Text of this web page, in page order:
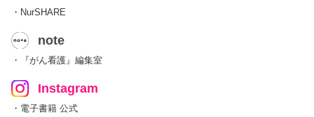
・NurSHARE
note
・『がん看護』編集室
Instagram
・電子書籍 公式